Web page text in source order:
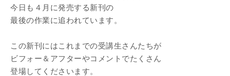
今日も４月に発売する新刊の
最後の作業に追われています。
この新刊にはこれまでの受講生さんたちが
ビフォー＆アフターやコメントでたくさん
登場してくださいます。